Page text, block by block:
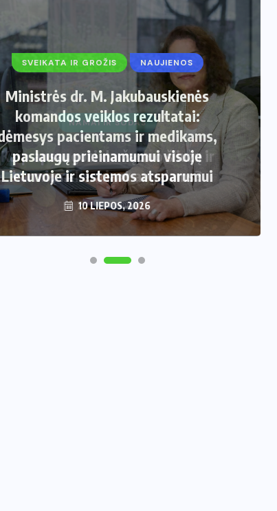
SVEIKATA IR GROŽIS NAUJIENOS
Ministrės dr. M. Jakubauskienės
komandos veiklos rezultatai:
pacientams ir medikams,
paslaugų prieinamumui visoje
Lietuvoje ir sistemos atsparumui
10 LIEPOS, 2026